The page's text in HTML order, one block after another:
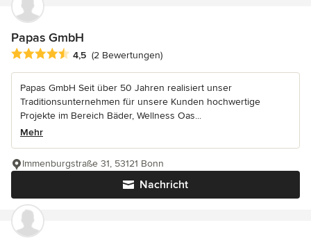
Papas GmbH
Durchschnittliche Bewertung: 4.5 von 5 Sternen
4,5 (2 Bewertungen)
Papas GmbH Seit über 50 Jahren realisiert unser
Traditionsunternehmen für unsere Kunden hochwertige
Projekte im Bereich Bäder, Wellness Oas...
Mehr
Nachricht
Immenburgstraße 31, 53121 Bonn